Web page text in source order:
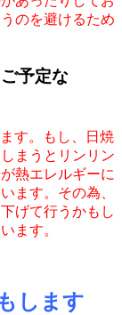
のを避けるため
予定な
す。もし、日焼
まうとリンリン
熱エレルギーに
ます。その為、
げて行うかもし
ます。
します